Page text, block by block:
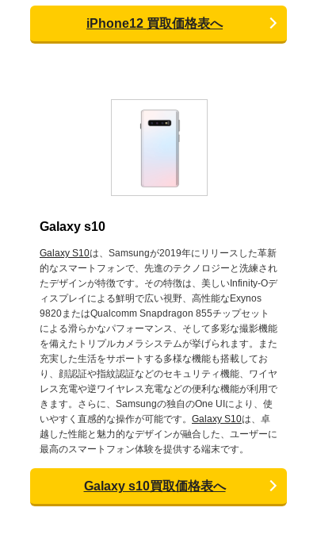
iPhone12 買取価格表へ
Galaxy s10
Galaxy S10は、Samsungが2019年にリリースした革新
的なスマートフォンで、先進のテクノロジーと洗練され
たデザインが特徴です。その特徴は、美しいInfinity-Oデ
ィスプレイによる鮮明で広い視野、高性能なExynos
9820またはQualcomm Snapdragon 855チップセット
による滑らかなパフォーマンス、そして多彩な撮影機能
を備えたトリプルカメラシステムが挙げられます。また
充実した生活をサポートする多様な機能も搭載してお
り、顔認証や指紋認証などのセキュリティ機能、ワイヤ
レス充電や逆ワイヤレス充電などの便利な機能が利用で
きます。さらに、Samsungの独自のOne UIにより、使
いやすく直感的な操作が可能です。 Galaxy S10は、卓
越した性能と魅力的なデザインが融合した、ユーザーに
最高のスマートフォン体験を提供する端末です。
Galaxy s10買取価格表へ